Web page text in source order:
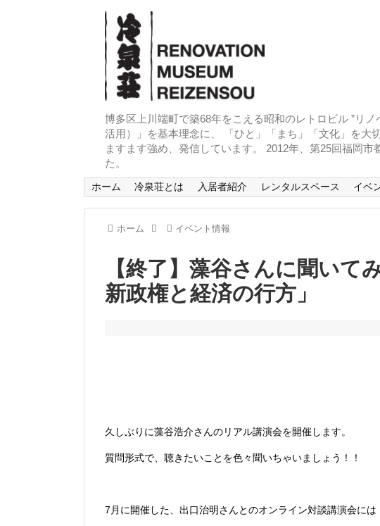
博多区上川端町で築68年をこえる昭和のレトロビル ”リ
活用）」を基本理念に、 「ひと」「まち」「文化」を大
ますます強め、発信しています。 2012年、第25回福岡
た。
ホーム 冷泉荘とは 入居者紹介 レンタルスペース イベ
ホーム イベント情報
【終了】藻谷さんに聞いて
新政権と経済の行方」
久しぶりに藻谷浩介さんのリアル講演会を開催します。
質問形式で、聴きたいことを色々聞いちゃいましょう！！
7月に開催した、出口治明さんとのオンライン対談講演会には